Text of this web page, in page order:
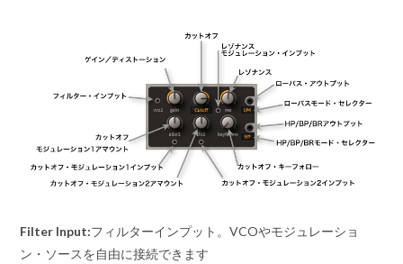
Filter Input:フィルターインプット。VCOやモジュレーショ
ン・ソースを自由に接続できます